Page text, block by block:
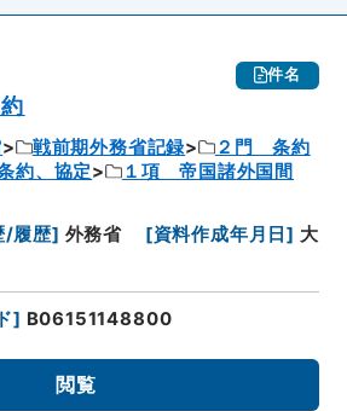
件名
戦前期外務省記録
２門 条約
約、協定
１項 帝国諸外国間
/履歴] 外務省 [資料作成年月日] 大
] B06151148800
閲覧